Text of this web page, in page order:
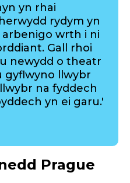
yn rhai
rydym yn
arbenigo wrth i ni
Gall rhoi
newydd o theatr
gyflwyno llwybr
na fyddech
yn ei garu.'
Prague